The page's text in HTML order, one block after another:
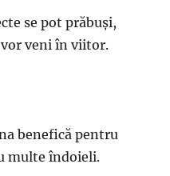
se pot prăbuşi,
veni în viitor.
benefică pentru
multe îndoieli.